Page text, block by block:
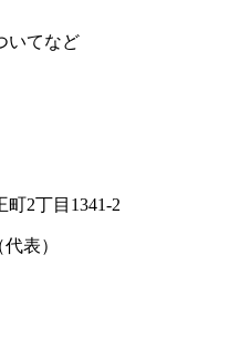
いてなど
2丁目1341-2
代表）